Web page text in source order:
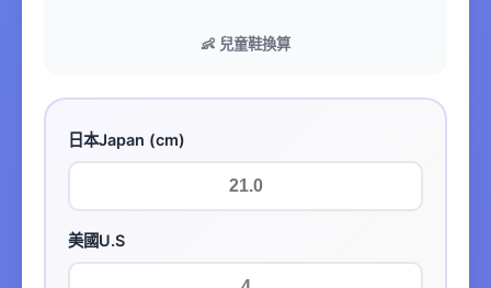
👶 兒童鞋換算
日本Japan (cm)
美國U.S